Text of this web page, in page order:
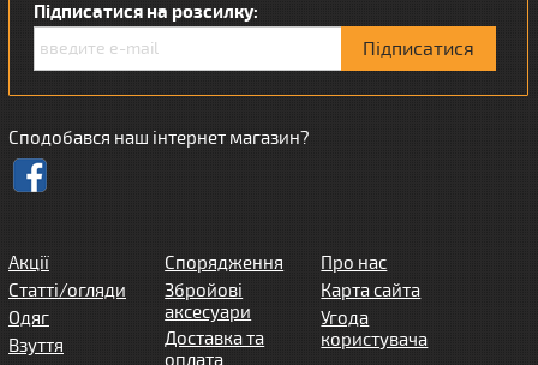
Підписатися на розсилку:
Сподобався наш інтернет магазин?
Акції
Статті/огляди
Одяг
Взуття
Спорядження
Збройові
аксесуари
Доставка та
оплата
Про нас
Карта сайта
Угода
користувача